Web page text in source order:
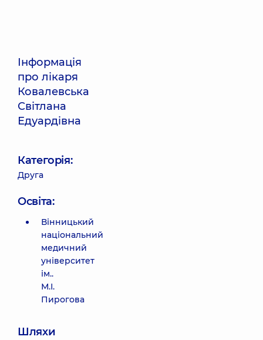
Інформація
про лікаря
Ковалевська
Світлана
Едуардівна
Категорія:
Друга
Освіта:
Вінницький
національний
медичний
університет
ім..
М.І.
Пирогова
Шляхи